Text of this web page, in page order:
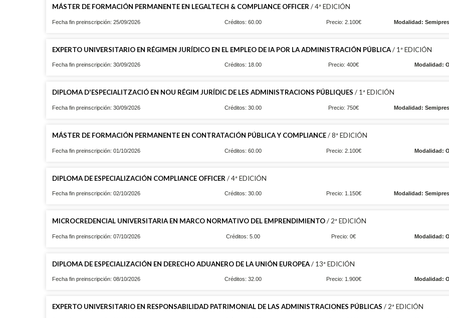
MÁSTER DE FORMACIÓN PERMANENTE EN LEGALTECH & COMPLIANCE OFFICER / 4ª EDICIÓN
Fecha fin preinscripción: 25/09/2026 Créditos: 60.00 Precio: 2.100€ Modalidad:
EXPERTO UNIVERSITARIO EN RÉGIMEN JURÍDICO EN EL EMPLEO DE IA POR LA ADMINISTRACIÓN PÚBLICA/ 1ª EDICIÓN
Fecha fin preinscripción: 30/09/2026 Créditos: 18.00 Precio: 400€ Modalidad:
DIPLOMA D'ESPECIALITZACIÓ EN NOU RÉGIM JURÍDIC DE LES ADMINISTRACIONS PÚBLIQUES / 1ª EDICIÓN
Fecha fin preinscripción: 30/09/2026 Créditos: 30.00 Precio: 750€ Modalidad:
MÁSTER DE FORMACIÓN PERMANENTE EN CONTRATACIÓN PÚBLICA Y COMPLIANCE/ 8ª EDICIÓN
Fecha fin preinscripción: 01/10/2026 Créditos: 60.00 Precio: 2.100€ Modalidad:
DIPLOMA DE ESPECIALIZACIÓN COMPLIANCE OFFICER / 4ª EDICIÓN
Fecha fin preinscripción: 02/10/2026 Créditos: 30.00 Precio: 1.150€ Modalidad:
MICROCREDENCIAL UNIVERSITARIA EN MARCO NORMATIVO DEL EMPRENDIMIENTO/ 2ª EDICIÓN
Fecha fin preinscripción: 07/10/2026 Créditos: 5.00 Precio: 0€ Modalidad:
DIPLOMA DE ESPECIALIZACIÓN EN DERECHO ADUANERO DE LA UNIÓN EUROPEA/ 13ª EDICIÓN
Fecha fin preinscripción: 08/10/2026 Créditos: 32.00 Precio: 1.900€ Modalidad:
EXPERTO UNIVERSITARIO EN RESPONSABILIDAD PATRIMONIAL DE LAS ADMINISTRACIONES PÚBLICAS / 2ª EDICIÓN